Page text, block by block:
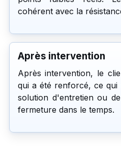
cohérent avec la
Après intervention
Après intervention, le
qui a été renforcé, ce qui
solution d'entretien ou
fermeture dans le temps.